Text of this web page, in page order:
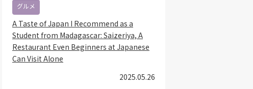
グルメ
A Taste of Japan I Recommend as a
Student from Madagascar: Saizeriya, A
Restaurant Even Beginners at Japanese
Can Visit Alone
2025.05.26